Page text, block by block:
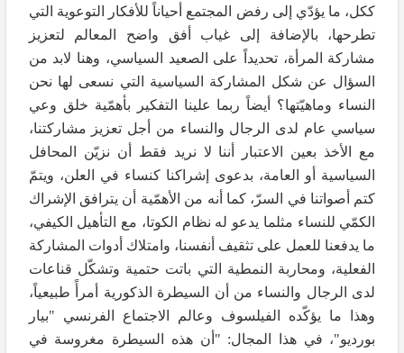
ككل، ما يؤدّي إلى رفض المجتمع أحياناً للأفكار التوعوية التي
تطرحها، بالإضافة إلى غياب أفق واضح المعالم لتعزيز
مشاركة المرأة، تحديداً على الصعيد السياسي، وهنا لابد من
السؤال عن شكل المشاركة السياسية التي نسعى لها نحن
النساء وماهيّتها؟ أيضاً ربما علينا التفكير بأهمّية خلق وعي
سياسي عام لدى الرجال والنساء من أجل تعزيز مشاركتنا،
مع الأخذ بعين الاعتبار أننا لا نريد فقط أن نزيّن المحافل
السياسية أو العامة، بدعوى إشراكنا كنساء في العلن، ويتمّ
كتم أصواتنا في السرّ، كما أنه من الأهمّية أن يترافق الإشراك
الكمّي للنساء مثلما يدعو له نظام الكوتا، مع التأهيل الكيفي،
ما يدفعنا للعمل على تثقيف أنفسنا، وامتلاك أدوات المشاركة
الفعلية، ومحاربة النمطية التي باتت حتمية وتشكّل قناعات
لدى الرجال والنساء من أن السيطرة الذكورية أمرأً طبيعياً،
وهذا ما يؤكّده الفيلسوف وعالم الاجتماع الفرنسي "بيار
بورديو"، في هذا المجال: "أن هذه السيطرة مغروسة في